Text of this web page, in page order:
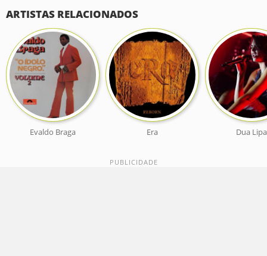
ARTISTAS RELACIONADOS
Evaldo Braga Era Dua Lipa